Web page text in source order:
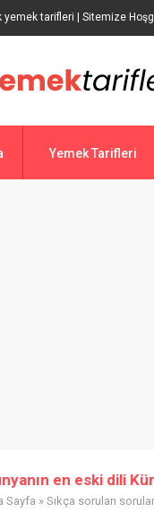
yemek tarifleri | Sitemize
Yemek Tarifleri
en eski dili
Sayfa » Sıkça sorulan sorular